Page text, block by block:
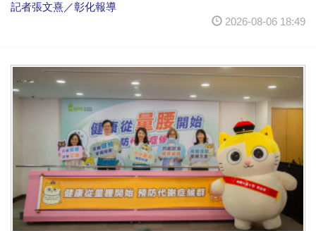
記者張文熹／彰化報導
2026-08-06 18:49